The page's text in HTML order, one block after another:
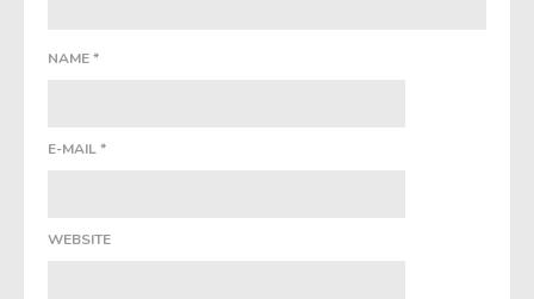
NAME*
E-MAIL*
WEBSITE